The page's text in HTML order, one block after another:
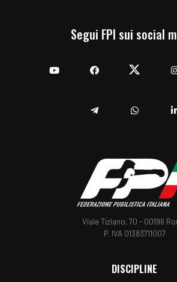
Segui FPI sui social
Viale Tiziano, 70 - 00196
P. IVA 01383711007
DISCIPLINE